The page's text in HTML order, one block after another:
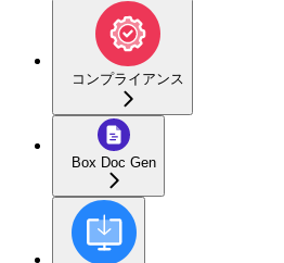
コンプライアンス
Box Doc Gen